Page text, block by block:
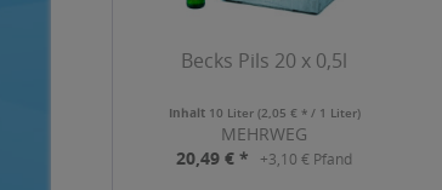
Becks Pils 20 x 0,5l
Inhalt 10 Liter (2,05 € * / 1 Liter)
MEHRWEG
20,49 € *
+3,10 € Pfand